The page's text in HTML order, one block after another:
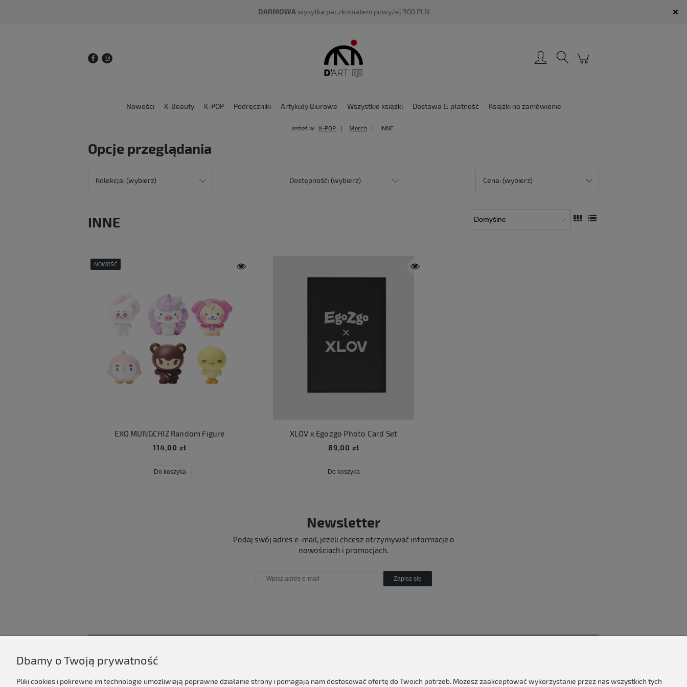
DARMOWAwysyłka paczkomatem powyżej 300 PLN
Nowości K-Beauty K-POP Podręczniki Artykuły Biurowe Wszystkie książki Dostawa & płatność Książki na zamówienie
Jesteś w: K-POP Merch INNE
Opcje przeglądania
Kolekcja: (wybierz) Dostępność: (wybierz) Cena: (wybierz)
INNE
EXO MUNGCHIZ Random Figure
114,00 zł
Do koszyka
NOWOŚĆ
XLOV x Egozgo Photo Card Set
89,00 zł
Do koszyka
Newsletter
Podaj swój adres e-mail, jeżeli chcesz otrzymywać informacje o
nowościach i promocjach.
Zapisz się
D'ART
Regulamin sklepu
Dbamy o Twoją prywatność
Pliki cookies i pokrewne im technologie umożliwiają poprawne działanie strony i pomagają nam dostosować ofertę do Twoich potrzeb. Możesz zaakceptować wykorzystanie przez nas wszystkich tych